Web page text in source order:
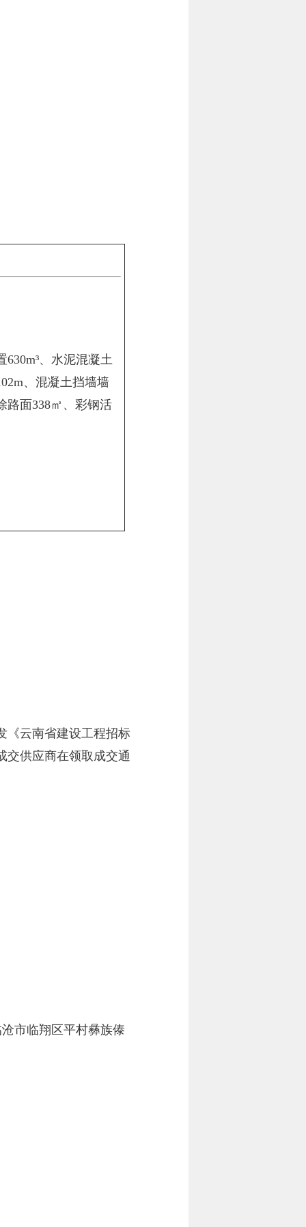
630m³、水泥混凝土
、混凝土挡墙墙
路面338㎡、彩钢活
《云南省建设工程招标
交供应商在领取成交通
市临翔区平村彝族傣